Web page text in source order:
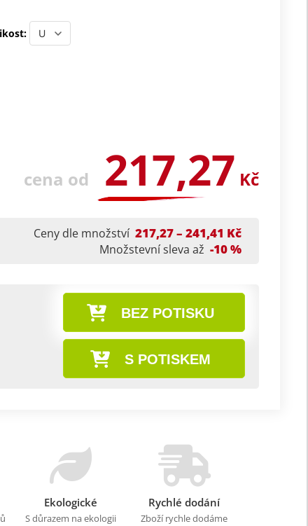
cena od 217,27 Kč
Ceny dle množství 217,27 – 241,41 Kč
Množstevní sleva až -10 %
BEZ POTISKU
S POTISKEM
Ekologické
S důrazem na ekologii
Rychlé dodání
Zboží rychle dodáme